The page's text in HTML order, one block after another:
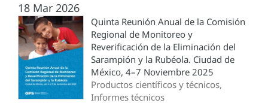
18 Mar 2026
Quinta Reunión Anual de la Comisión
Regional de Monitoreo y
Reverificación de la Eliminación del
Sarampión y la Rubéola. Ciudad de
México, 4–7 Noviembre 2025
Productos científicos y técnicos,
Informes técnicos